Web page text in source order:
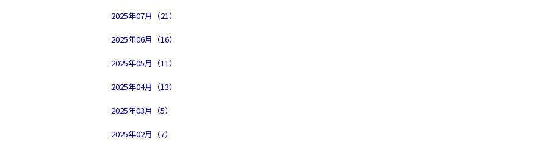
2025年07月（21）
2025年06月（16）
2025年05月（11）
2025年04月（13）
2025年03月（5）
2025年02月（7）